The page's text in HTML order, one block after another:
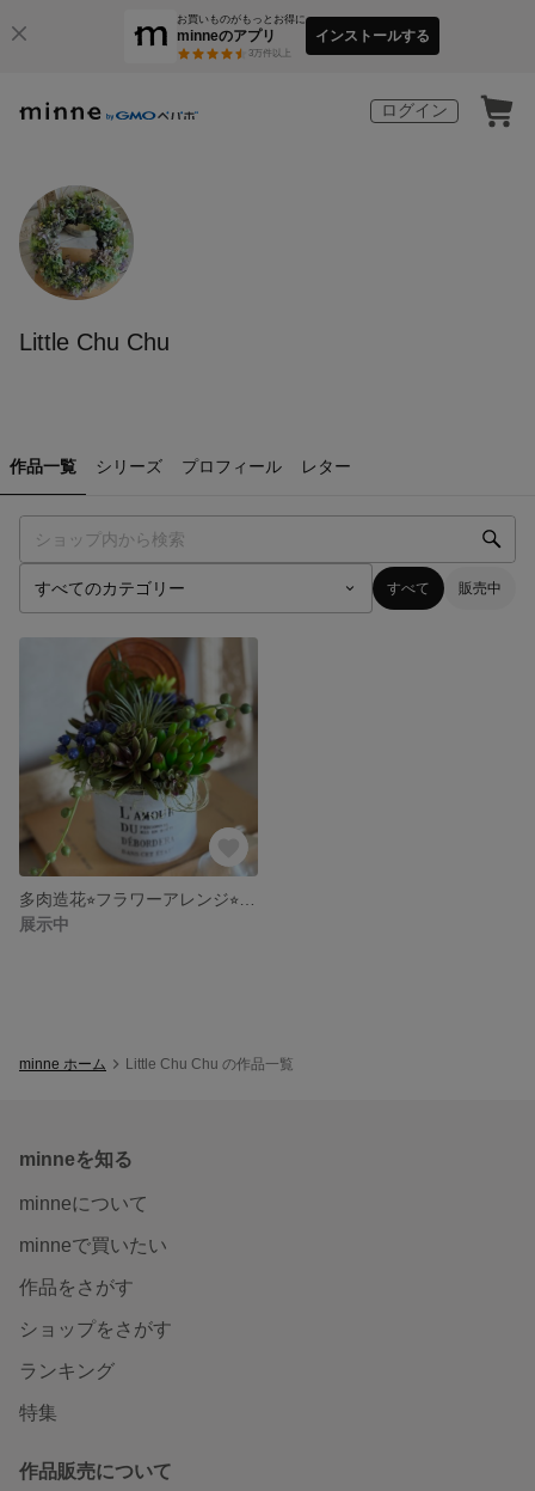
お買いものがもっとお得に
minneのアプリ
3万件以上
インストールする
ログイン
Little Chu Chu
作品一覧 シリーズ プロフィール レター
すべて 販売中
展示中
minne ホーム Little Chu Chu の作品一覧
minneを知る
minneについて
minneで買いたい
作品をさがす
ショップをさがす
ランキング
特集
作品販売について